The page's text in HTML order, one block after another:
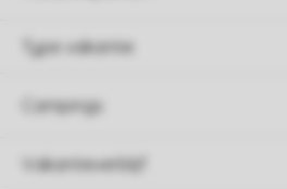
Type vakantie
Campings
Vakantieverblijf